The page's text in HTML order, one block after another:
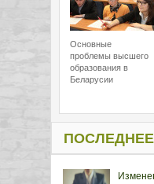
Основные
проблемы высшего
образования в
Беларусии